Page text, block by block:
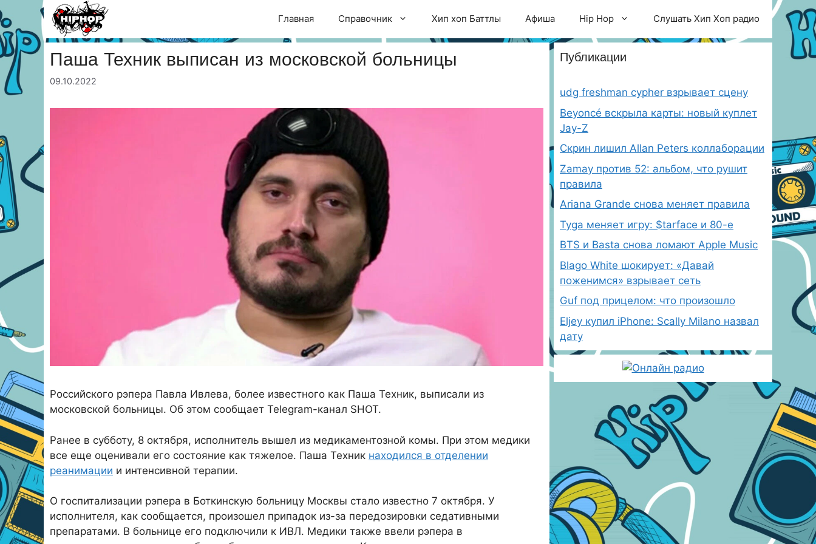
Перейти
к
содержимому
Главная Справочник Хип хоп Баттлы Афиша Hip Hop Слушать Хип Хоп радио
Паша Техник выписан из московской больницы
09.10.2022
Российского рэпера Павла Ивлева, более известного как Паша Техник, выписали из
московской больницы. Об этом сообщает Telegram-канал SHOT.
Ранее в субботу, 8 октября, исполнитель вышел из медикаментозной комы. При этом медики
все еще оценивали его состояние как тяжелое. Паша Техник находился в отделении
реанимации и интенсивной терапии.
О госпитализации рэпера в Боткинскую больницу Москвы стало известно 7 октября. У
исполнителя, как сообщается, произошел припадок из-за передозировки седативными
препаратами. В больнице его подключили к ИВЛ. Медики также ввели рэпера в
Публикации
udg freshman cypher взрывает сцену
Beyoncé вскрыла карты: новый куплет
Jay-Z
Скрин лишил Allan Peters коллаборации
Zamay против 52: альбом, что рушит
правила
Ariana Grande снова меняет правила
Tyga меняет игру: $tarface и 80-е
BTS и Basta снова ломают Apple Music
Blago White шокирует: «Давай
поженимся» взрывает сеть
Guf под прицелом: что произошло
Eljey купил iPhone: Scally Milano назвал
дату